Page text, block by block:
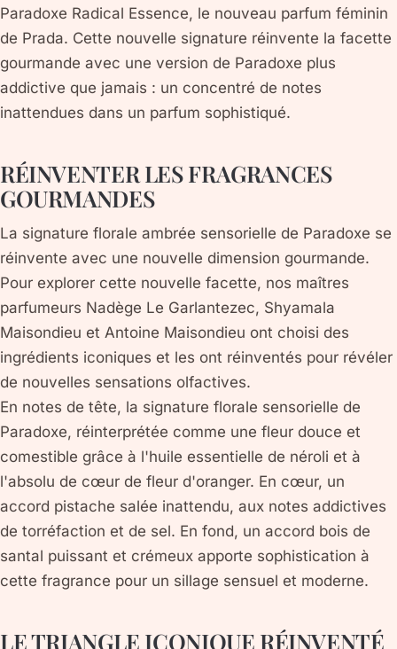
Paradoxe Radical Essence, le nouveau parfum féminin
de Prada. Cette nouvelle signature réinvente la facette
gourmande avec une version de Paradoxe plus
addictive que jamais : un concentré de notes
inattendues dans un parfum sophistiqué.
RÉINVENTER LES FRAGRANCES
GOURMANDES
La signature florale ambrée sensorielle de Paradoxe se
réinvente avec une nouvelle dimension gourmande.
Pour explorer cette nouvelle facette, nos maîtres
parfumeurs Nadège Le Garlantezec, Shyamala
Maisondieu et Antoine Maisondieu ont choisi des
ingrédients iconiques et les ont réinventés pour révéler
de nouvelles sensations olfactives.
En notes de tête, la signature florale sensorielle de
Paradoxe, réinterprétée comme une fleur douce et
comestible grâce à l'huile essentielle de néroli et à
l'absolu de cœur de fleur d'oranger. En cœur, un
accord pistache salée inattendu, aux notes addictives
de torréfaction et de sel. En fond, un accord bois de
santal puissant et crémeux apporte sophistication à
cette fragrance pour un sillage sensuel et moderne.
LE TRIANGLE ICONIQUE RÉINVENTÉ